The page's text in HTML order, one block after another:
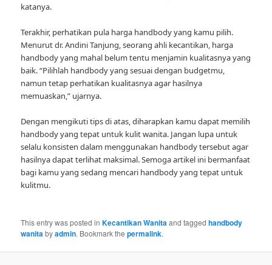
katanya.
Terakhir, perhatikan pula harga handbody yang kamu pilih.
Menurut dr. Andini Tanjung, seorang ahli kecantikan, harga
handbody yang mahal belum tentu menjamin kualitasnya yang
baik. “Pilihlah handbody yang sesuai dengan budgetmu,
namun tetap perhatikan kualitasnya agar hasilnya
memuaskan,” ujarnya.
Dengan mengikuti tips di atas, diharapkan kamu dapat memilih
handbody yang tepat untuk kulit wanita. Jangan lupa untuk
selalu konsisten dalam menggunakan handbody tersebut agar
hasilnya dapat terlihat maksimal. Semoga artikel ini bermanfaat
bagi kamu yang sedang mencari handbody yang tepat untuk
kulitmu.
This entry was posted inKecantikan Wanitaand taggedhandbody
wanitabyadmin. Bookmark thepermalink.